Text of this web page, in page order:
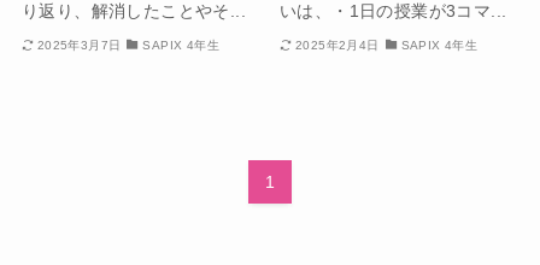
り返り、解消したことやそ...
2025年3月7日 SAPIX 4年生
いは、・1日の授業が3コマ...
2025年2月4日 SAPIX 4年生
1